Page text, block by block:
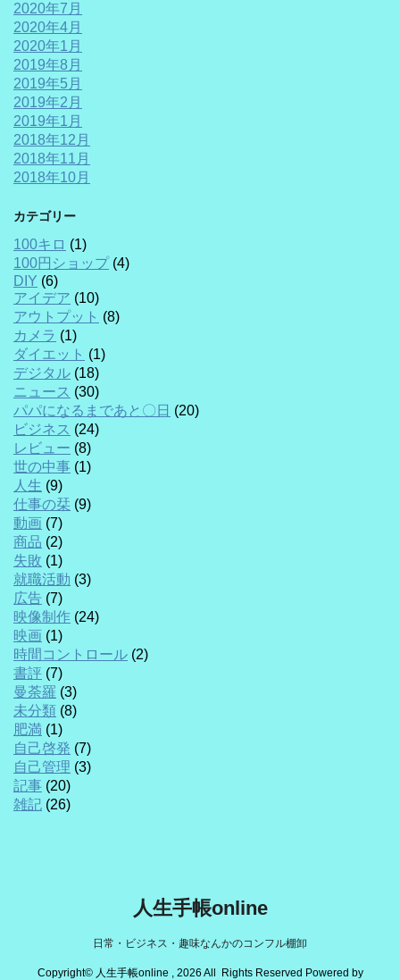
2020年7月
2020年4月
2020年1月
2019年8月
2019年5月
2019年2月
2019年1月
2018年12月
2018年11月
2018年10月
カテゴリー
100キロ (1)
100円ショップ(4)
DIY (6)
アイデア (10)
アウトプット (8)
カメラ (1)
ダイエット (1)
デジタル (18)
ニュース (30)
パパになるまであと〇日 (20)
ビジネス (24)
レビュー (8)
世の中事 (1)
人生 (9)
仕事の栞 (9)
動画 (7)
商品 (2)
失敗 (1)
就職活動 (3)
広告 (7)
映像制作 (24)
映画 (1)
時間コントロール (2)
書評 (7)
曼荼羅 (3)
未分類 (8)
肥満 (1)
自己啓発 (7)
自己管理 (3)
記事 (20)
雑記 (26)
人生手帳online
日常・ビジネス・趣味なんかのコンフル棚卸
Copyright© 人生手帳online , 2026 All Rights Reserved Powered by